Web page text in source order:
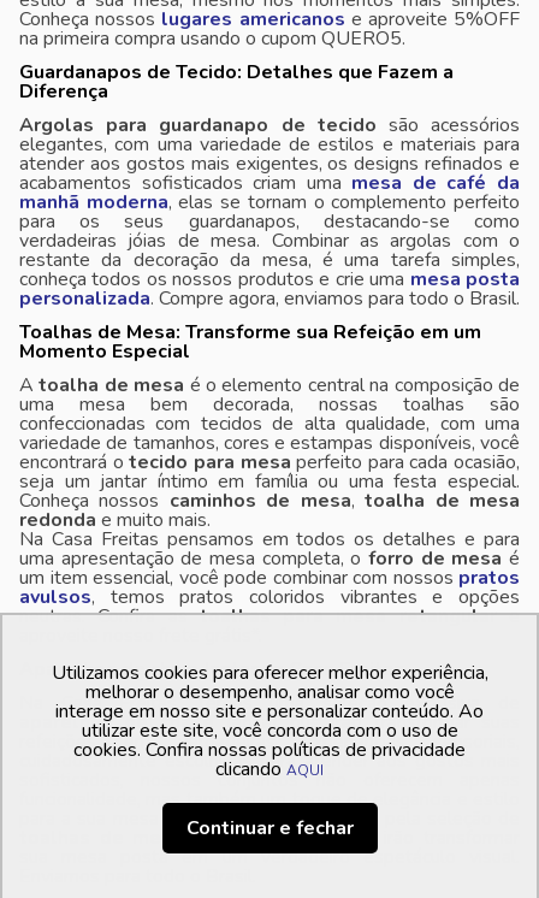
Conheça nossos lugares americanos e aproveite 5%OFF
na primeira compra usando o cupom QUERO5.
Guardanapos de Tecido: Detalhes que Fazem a
Diferença
Argolas para guardanapo de tecido são acessórios
elegantes, com uma variedade de estilos e materiais para
atender aos gostos mais exigentes, os designs refinados e
acabamentos sofisticados criam uma mesa de café da
manhã moderna, elas se tornam o complemento perfeito
para os seus guardanapos, destacando-se como
verdadeiras jóias de mesa. Combinar as argolas com o
restante da decoração da mesa, é uma tarefa simples,
conheça todos os nossos produtos e crie uma mesa posta
personalizada. Compre agora, enviamos para todo o Brasil.
Toalhas de Mesa: Transforme sua Refeição em um
Momento Especial
Atoalha de mesa é o elemento central na composição de
uma mesa bem decorada, nossas toalhas são
confeccionadas com tecidos de alta qualidade, com uma
variedade de tamanhos, cores e estampas disponíveis, você
encontrará otecido para mesa perfeito para cada ocasião,
seja um jantar íntimo em família ou uma festa especial.
Conheça nossos caminhos de mesa,toalha de mesa
redonda e muito mais.
Na Casa Freitas pensamos em todos os detalhes e para
uma apresentação de mesa completa, o forro de mesa é
um item essencial, você pode combinar com nossos pratos
avulsos, temos pratos coloridos vibrantes e opções
neutras. Confira astoalhas para mesa retangulare
Aparelhos de chá e Jantar na Casa Freitas
Na Casa Freitas, temos uma seleção exclusiva de
aparelhos de chá e jantarque irão transformar suas
refeições em verdadeiras experiências sensoriais,
cuidadosamente escolhidas para atender aos gostos mais
sofisticados, nossos conjuntos não oferecem apenas
funcionalidade, mas também um toque de elegância e estilo
para a sua mesa posta. Deixe-se encantar pela seleção de
toalhas de mesa e guardanaposque irão transformar
sua mesa posta em um verdadeiro espetáculo visual.
Utilizamos cookies para oferecer melhor experiência,
melhorar o desempenho, analisar como você
interage em nosso site e personalizar conteúdo. Ao
utilizar este site, você concorda com o uso de
cookies. Confira nossas políticas de privacidade
clicando AQUI
Continuar e fechar